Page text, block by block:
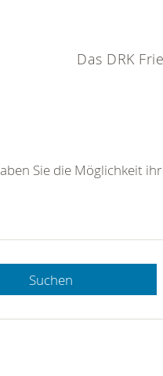
Das DRK
Sie die Möglichkeit
Suchen